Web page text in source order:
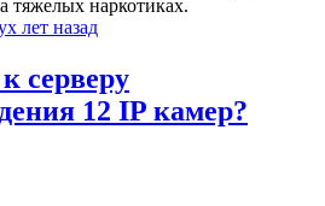
тяжелых наркотиках.
лет назад
серверу
12 IP камер?